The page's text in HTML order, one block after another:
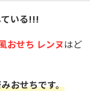
いる!!!
おせち レンヌはど
おせちです。